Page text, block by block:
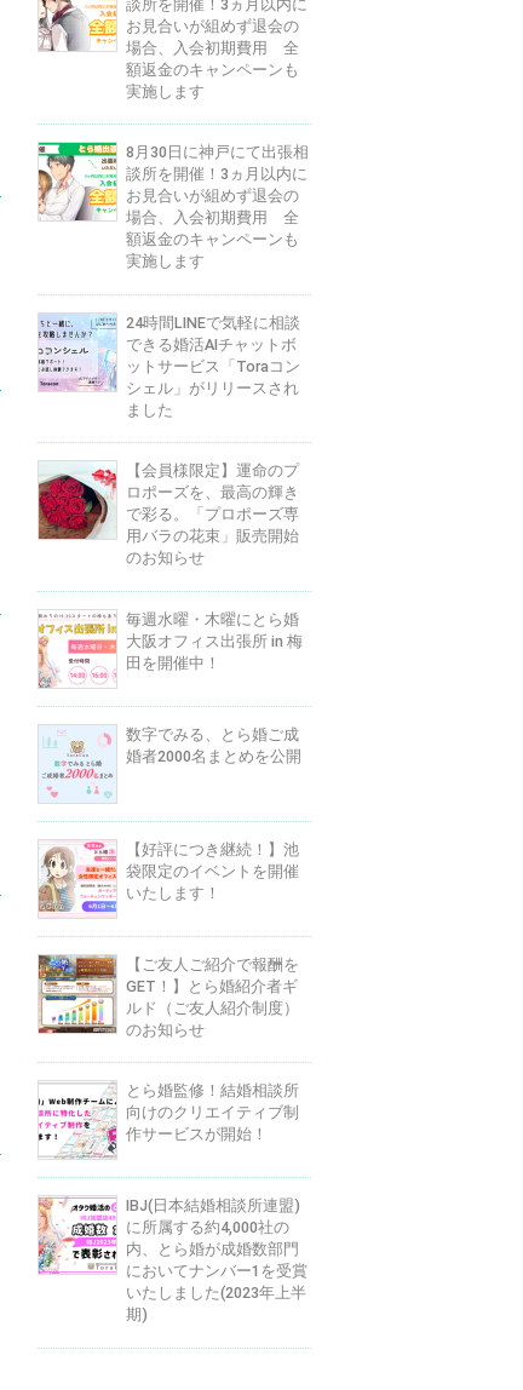
談所を開催！3ヵ月以内に
お見合いが組めず退会の
場合、入会初期費用 全
額返金のキャンペーンも
実施します
8月30日に神戸にて出張相
談所を開催！3ヵ月以内に
お見合いが組めず退会の
場合、入会初期費用 全
額返金のキャンペーンも
実施します
24時間LINEで気軽に相談
できる婚活AIチャットボ
ットサービス「Toraコン
シェル」がリリースされ
ました
【会員様限定】運命のプ
ロポーズを、最高の輝き
で彩る。「プロポーズ専
用バラの花束」販売開始
のお知らせ
毎週水曜・木曜にとら婚
大阪オフィス出張所 in 梅
田を開催中！
数字でみる、とら婚ご成
婚者2000名まとめを公開
【好評につき継続！】池
袋限定のイベントを開催
いたします！
【ご友人ご紹介で報酬を
GET！】とら婚紹介者ギ
ルド（ご友人紹介制度）
のお知らせ
とら婚監修！結婚相談所
向けのクリエイティブ制
作サービスが開始！
IBJ(日本結婚相談所連盟)
に所属する約4,000社の
内、とら婚が成婚数部門
においてナンバー1を受賞
いたしました(2023年上半
期)